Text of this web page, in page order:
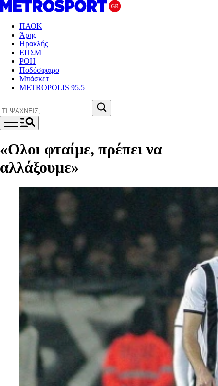
ΠΑΟΚ
Άρης
Ηρακλής
ΕΠΣΜ
ΡΟΗ
Ποδόσφαιρο
Μπάσκετ
METROPOLIS 95.5
«Ολοι φταίμε, πρέπει να
αλλάξουμε»